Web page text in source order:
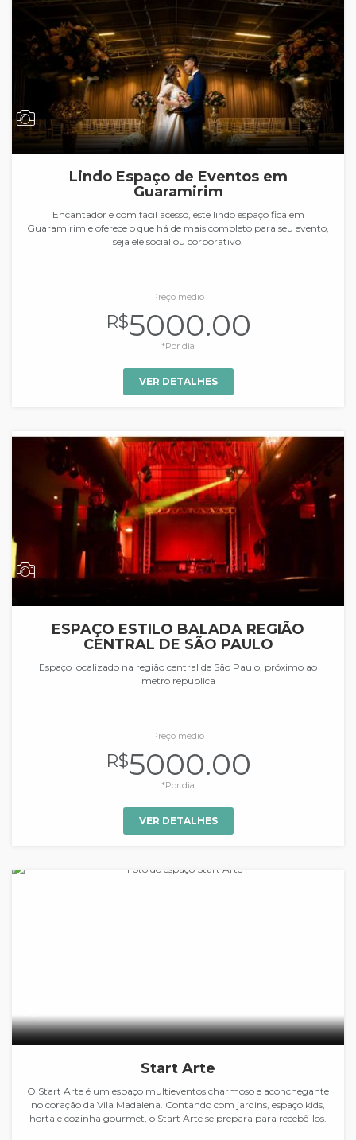
Lindo Espaço de Eventos em
Guaramirim
Encantador e com fácil acesso, este lindo espaço fica em
Guaramirim e oferece o que há de mais completo para seu evento,
seja ele social ou corporativo.
Preço médio
R$5000.00
*Por dia
VER DETALHES
ESPAÇO ESTILO BALADA REGIÃO
CENTRAL DE SÃO PAULO
Espaço localizado na região central de São Paulo, próximo ao
metro republica
Preço médio
R$5000.00
*Por dia
VER DETALHES
Start Arte
O Start Arte é um espaço multieventos charmoso e aconchegante
no coração da Vila Madalena. Contando com jardins, espaço kids,
horta e cozinha gourmet, o Start Arte se prepara para recebê-los.